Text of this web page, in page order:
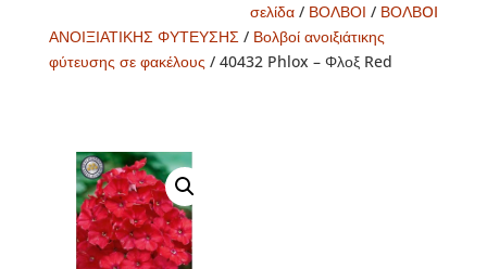
σελίδα / ΒΟΛΒΟΙ / ΒΟΛΒOI
ΑΝΟΙΞΙΑΤΙΚΗΣ ΦΥΤΕΥΣΗΣ/ Βολβοί ανοιξιάτικης
φύτευσης σε φακέλους / 40432 Phlox – Φλοξ Red